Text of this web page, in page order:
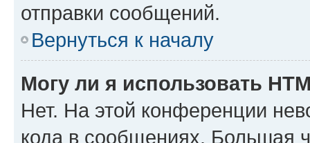
отправки сообщений.
Вернуться к началу
Могу ли я использовать
Нет. На этой конференции
кода в сообщениях. Большая